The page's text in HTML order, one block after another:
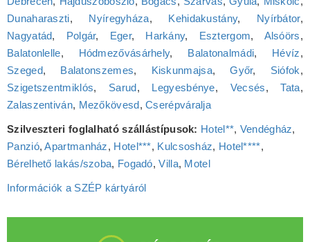
Dunaharaszti, Nyíregyháza, Kehidakustány, Nyírbátor,
Nagyatád, Polgár, Eger, Harkány, Esztergom, Alsóörs,
Balatonlelle, Hódmezővásárhely, Balatonalmádi, Hévíz,
Szeged, Balatonszemes, Kiskunmajsa,Győr, Siófok,
Szigetszentmiklós, Sarud, Legyesbénye, Vecsés,Tata,
Zalaszentiván, Mezőkövesd,Cserépváralja
Szilveszteri foglalható szállástípusok: Hotel**, Vendégház,
Panzió,Apartmanház, Hotel***, Kulcsosház, Hotel****,
Bérelhető lakás/szoba, Fogadó,Villa, Motel
Információk a SZÉP kártyáról